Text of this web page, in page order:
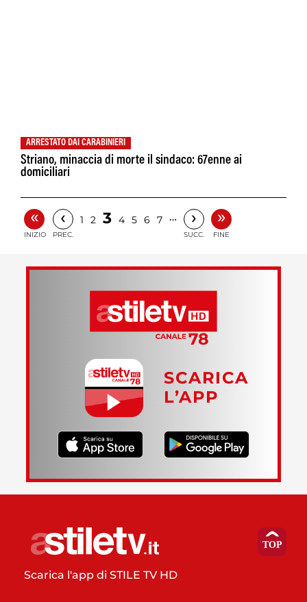
ARRESTATO DAI CARABINIERI
Striano, minaccia di morte il sindaco: 67enne ai
domiciliari
«
INIZIO
‹
PREC.
1 2 3 4 5 6 7 … ›
SUCC.
»
FINE
SCARICA
L’APP
Scarica l'app di STILE TV HD